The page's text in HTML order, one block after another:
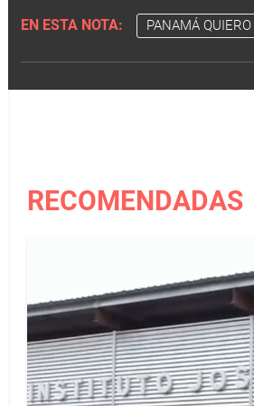
EN ESTA NOTA: PANAMÁ QUIERO
RECOMENDADAS